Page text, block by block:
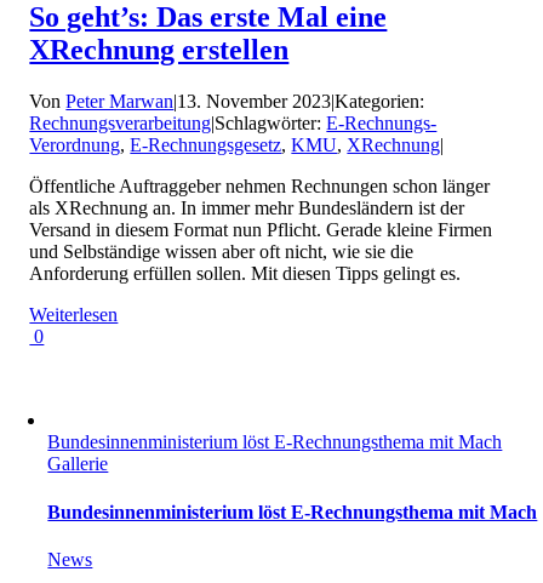
So geht’s: Das erste Mal eine
XRechnung erstellen
VonPeter Marwan|13. November 2023|Kategorien:
Rechnungsverarbeitung|Schlagwörter:E-Rechnungs-
Verordnung,E-Rechnungsgesetz,KMU, XRechnung|
Öffentliche Auftraggeber nehmen Rechnungen schon länger
als XRechnung an. In immer mehr Bundesländern ist der
Versand in diesem Format nun Pflicht. Gerade kleine Firmen
und Selbständige wissen aber oft nicht, wie sie die
Anforderung erfüllen sollen. Mit diesen Tipps gelingt es.
Weiterlesen
0
Bundesinnenministerium löst E-Rechnungsthema mit Mach
Gallerie
Bundesinnenministerium löst E-Rechnungsthema mit Mach
News